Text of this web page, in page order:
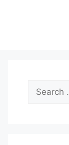
Search
for: